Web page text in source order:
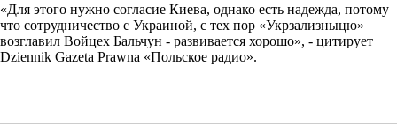
«Для этого нужно согласие Киева, однако есть надежда, потому
что сотрудничество с Украиной, с тех пор «Укрзализныцю»
возглавил Войцех Бальчун - развивается хорошо», - цитирует
Dziennik Gazeta Prawna «Польское радио».